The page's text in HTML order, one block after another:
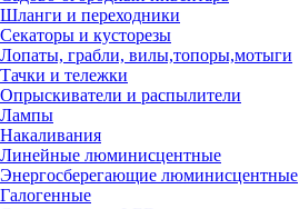
Шланги и переходники
Секаторы и кусторезы
Лопаты, грабли, вилы,топоры,мотыги
Тачки и тележки
Опрыскиватели и распылители
Лампы
Накаливания
Линейные люминисцентные
Энергосберегающие люминисцентные
Галогенные